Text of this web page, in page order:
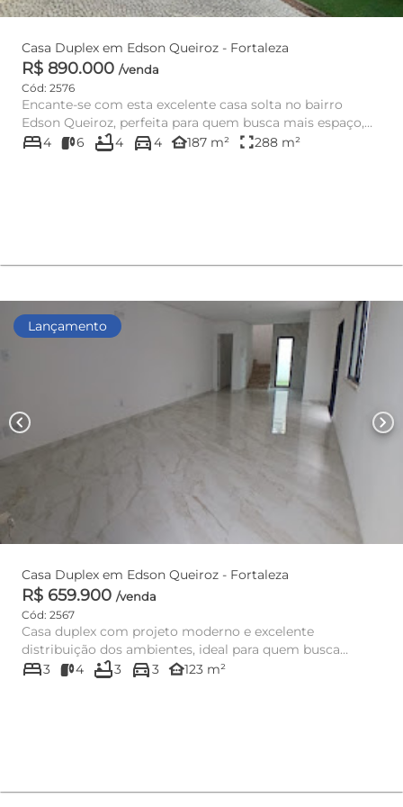
Casa Duplex em Edson Queiroz - Fortaleza
R$ 890.000 /venda
Cód: 2576
Encante-se com esta excelente casa solta no bairro
Edson Queiroz, perfeita para quem busca mais espaço,
privacidade e co...
bed4 6 bathtub4 directions_car4 other_houses187 m² fullscreen288 m²
Lançamento
chevron_left chevron_right
Casa Duplex em Edson Queiroz - Fortaleza
R$ 659.900 /venda
Cód: 2567
Casa duplex com projeto moderno e excelente
distribuição dos ambientes, ideal para quem busca
conforto e praticidade. O ...
bed3 4 bathtub3 directions_car3 other_houses123 m²